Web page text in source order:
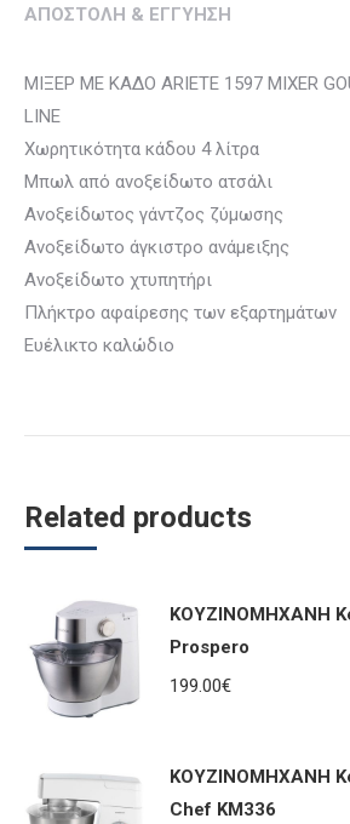
ΑΠΟΣΤΟΛΗ & ΕΓΓΥΗΣΗ
ΜΙΞΕΡ ΜΕ ΚΑΔΟ ARIETE 1597 MIXER
LINE
Χωρητικότητα κάδου 4 λίτρα
Μπωλ από ανοξείδωτο ατσάλι
Ανοξείδωτος γάντζος ζύμωσης
Ανοξείδωτο άγκιστρο ανάμειξης
Ανοξείδωτο χτυπητήρι
Πλήκτρο αφαίρεσης των εξαρτημάτων
Ευέλικτο καλώδιο
Related products
ΚΟΥΖΙΝΟΜΗΧΑΝΗ
Prospero
199.00€
ΚΟΥΖΙΝΟΜΗΧΑΝΗ
Chef KM336